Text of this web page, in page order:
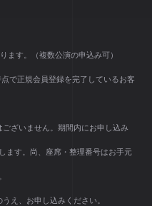
ます。（複数公演の申込み可）
で正規会員登録を完了しているお客
ざいません。期間内にお申し込み
ます。尚、座席・整理番号はお手元
え、お申し込みください。